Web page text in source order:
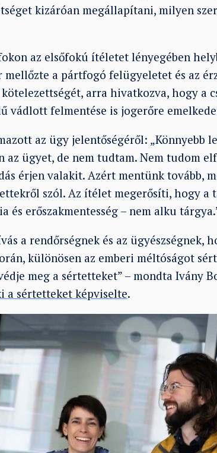
kizáróan megállapítani, milyen
az elsőfokú ítéletet lényegében
a pártfogó felügyeletet és az
arra hivatkozva, hogy a
vádlott felmentése is jogerőre
az ügy jelentőségéről: „Könnyebb
az ügyet, de nem tudtam. Nem tudom
érjen valakit. Azért mentünk tovább,
szól. Az ítélet megerősíti, hogy a
és erőszakmentesség – nem alku
a rendőrségnek és az ügyészségnek,
különösen az emberi méltóságot
meg a sértetteket” – mondta Ivány
a sértetteket képviselte.